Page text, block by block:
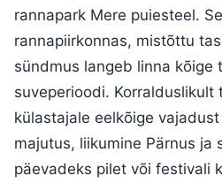
rannapark Mere puiesteel.
rannapiirkonnas, mistõttu
sündmus langeb linna kõige
suveperioodi. Korralduslikult
külastajale eelkõige
majutus, liikumine Pärnus ja
päevadeks pilet või festivali